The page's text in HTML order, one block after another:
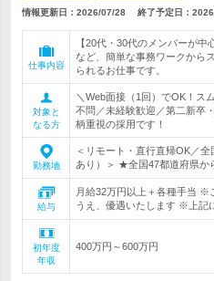
情報更新日：2026/07/28 終了予定日：
仕事内容
【20代・30代のメンバーが
など、簡単な事務ワークから
られるお仕事です。
対象と
なる方
＼Web面接（1回）でOK！ス
不問／未経験歓迎／第二新卒
柄重視の採用です！
勤務地
＜リモート・直行直帰OK／
あり）＞ ★全国47都道府県か
給与
月給32万円以上＋各種手当 ※
うえ、優遇いたします ※上記
初年度
年収
400万円～600万円